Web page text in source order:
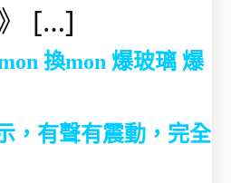
[…]
換mon 爆玻璃 爆
，有聲有震動，完全